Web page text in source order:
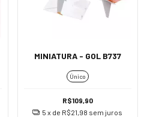
MINIATURA - GOL B737
Único
R$109,90
5 x de R$21,98 sem juros